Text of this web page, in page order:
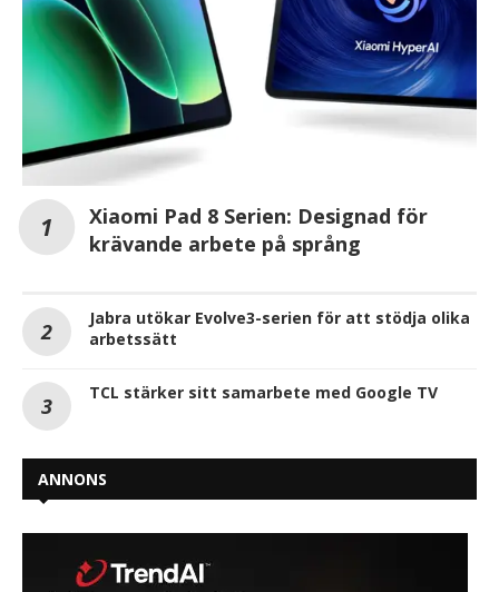
Xiaomi Pad 8 Serien: Designad för
krävande arbete på språng
Jabra utökar Evolve3-serien för att stödja olika
arbetssätt
TCL stärker sitt samarbete med Google TV
ANNONS